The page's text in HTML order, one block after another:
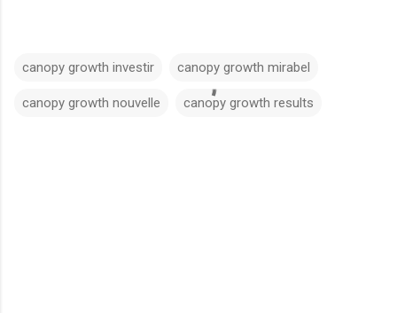
canopy growth investir canopy growth mirabel
canopy growth nouvelle canopy growth results